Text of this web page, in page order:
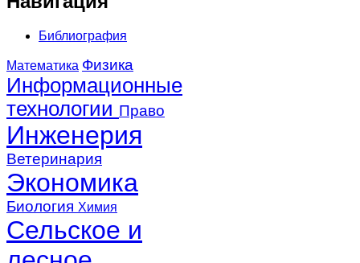
Библиография
Математика Физика
Информационные
технологии Право
Инженерия
Ветеринария
Экономика
Биология Химия
Сельское и